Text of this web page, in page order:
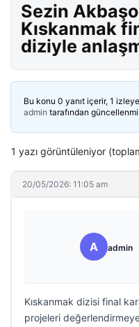
Sezin
Kıskanmak
diziyle
Bu konu 0 yanıt içerir, 1
admin tarafından
1 yazı görüntüleniyor
20/05/2026: 11:05 am
A admin
Kıskanmak dizisi final
projeleri